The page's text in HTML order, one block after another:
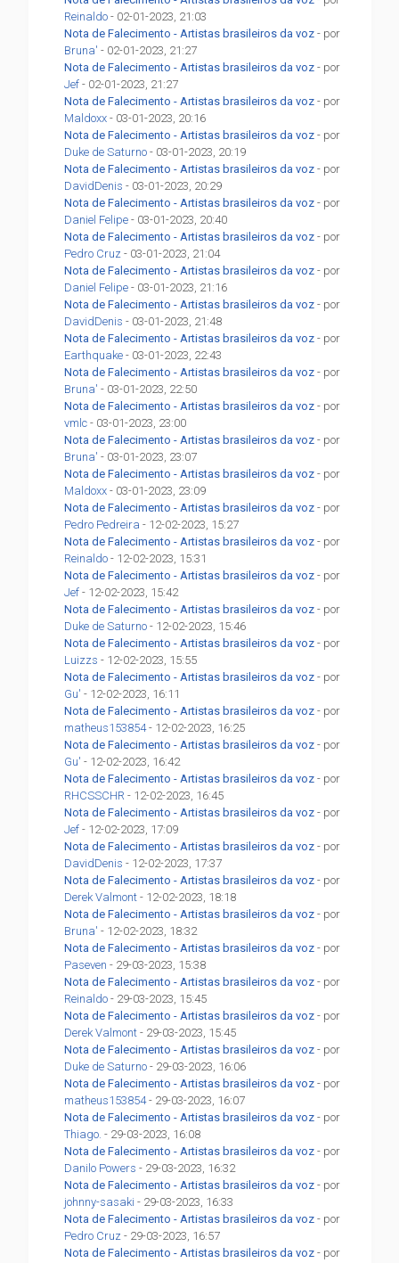
Reinaldo - 02-01-2023, 21:03
Nota de Falecimento - Artistas brasileiros da voz - por
Bruna' - 02-01-2023, 21:27
Nota de Falecimento - Artistas brasileiros da voz - por
Jef - 02-01-2023, 21:27
Nota de Falecimento - Artistas brasileiros da voz - por
Maldoxx - 03-01-2023, 20:16
Nota de Falecimento - Artistas brasileiros da voz - por
Duke de Saturno - 03-01-2023, 20:19
Nota de Falecimento - Artistas brasileiros da voz - por
DavidDenis - 03-01-2023, 20:29
Nota de Falecimento - Artistas brasileiros da voz - por
Daniel Felipe - 03-01-2023, 20:40
Nota de Falecimento - Artistas brasileiros da voz - por
Pedro Cruz - 03-01-2023, 21:04
Nota de Falecimento - Artistas brasileiros da voz - por
Daniel Felipe - 03-01-2023, 21:16
Nota de Falecimento - Artistas brasileiros da voz - por
DavidDenis - 03-01-2023, 21:48
Nota de Falecimento - Artistas brasileiros da voz - por
Earthquake - 03-01-2023, 22:43
Nota de Falecimento - Artistas brasileiros da voz - por
Bruna' - 03-01-2023, 22:50
Nota de Falecimento - Artistas brasileiros da voz - por
vmlc - 03-01-2023, 23:00
Nota de Falecimento - Artistas brasileiros da voz - por
Bruna' - 03-01-2023, 23:07
Nota de Falecimento - Artistas brasileiros da voz - por
Maldoxx - 03-01-2023, 23:09
Nota de Falecimento - Artistas brasileiros da voz - por
Pedro Pedreira - 12-02-2023, 15:27
Nota de Falecimento - Artistas brasileiros da voz - por
Reinaldo - 12-02-2023, 15:31
Nota de Falecimento - Artistas brasileiros da voz - por
Jef - 12-02-2023, 15:42
Nota de Falecimento - Artistas brasileiros da voz - por
Duke de Saturno - 12-02-2023, 15:46
Nota de Falecimento - Artistas brasileiros da voz - por
Luizzs - 12-02-2023, 15:55
Nota de Falecimento - Artistas brasileiros da voz - por
Gu' - 12-02-2023, 16:11
Nota de Falecimento - Artistas brasileiros da voz - por
matheus153854- 12-02-2023, 16:25
Nota de Falecimento - Artistas brasileiros da voz - por
Gu' - 12-02-2023, 16:42
Nota de Falecimento - Artistas brasileiros da voz - por
RHCSSCHR - 12-02-2023, 16:45
Nota de Falecimento - Artistas brasileiros da voz - por
Jef - 12-02-2023, 17:09
Nota de Falecimento - Artistas brasileiros da voz - por
DavidDenis - 12-02-2023, 17:37
Nota de Falecimento - Artistas brasileiros da voz - por
Derek Valmont - 12-02-2023, 18:18
Nota de Falecimento - Artistas brasileiros da voz - por
Bruna' - 12-02-2023, 18:32
Nota de Falecimento - Artistas brasileiros da voz - por
Paseven - 29-03-2023, 15:38
Nota de Falecimento - Artistas brasileiros da voz - por
Reinaldo - 29-03-2023, 15:45
Nota de Falecimento - Artistas brasileiros da voz - por
Derek Valmont - 29-03-2023, 15:45
Nota de Falecimento - Artistas brasileiros da voz - por
Duke de Saturno - 29-03-2023, 16:06
Nota de Falecimento - Artistas brasileiros da voz - por
matheus153854- 29-03-2023, 16:07
Nota de Falecimento - Artistas brasileiros da voz - por
Thiago. - 29-03-2023, 16:08
Nota de Falecimento - Artistas brasileiros da voz - por
Danilo Powers - 29-03-2023, 16:32
Nota de Falecimento - Artistas brasileiros da voz - por
johnny-sasaki - 29-03-2023, 16:33
Nota de Falecimento - Artistas brasileiros da voz - por
Pedro Cruz - 29-03-2023, 16:57
Nota de Falecimento - Artistas brasileiros da voz - por